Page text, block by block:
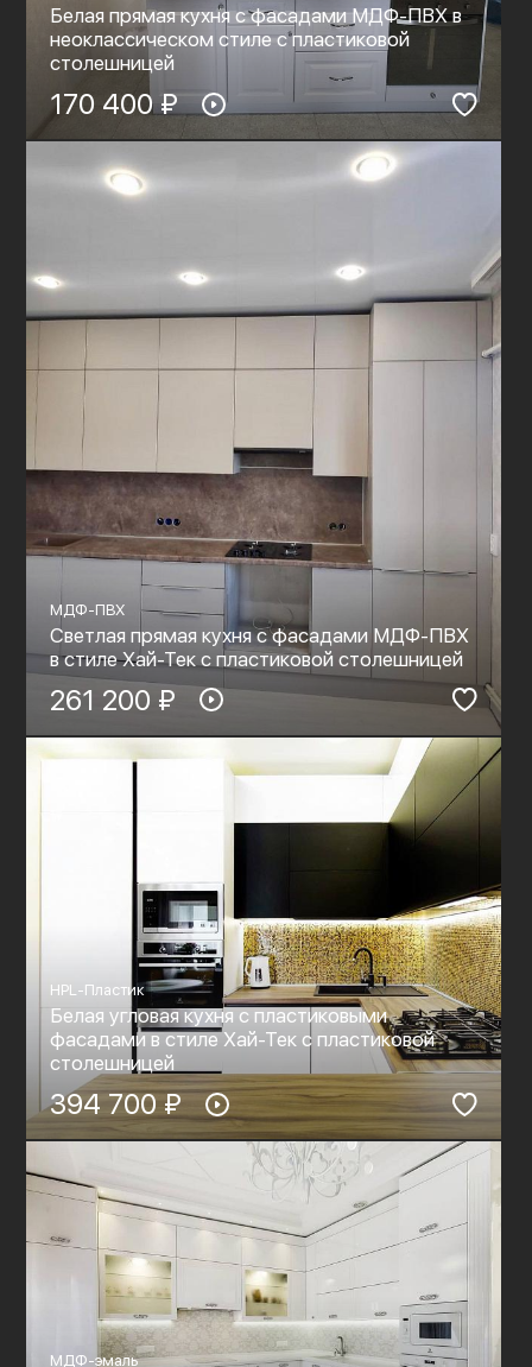
Белая прямая кухня с фасадами МДФ-ПВХ в
неоклассическом стиле с пластиковой
столешницей
170 400 ₽
МДФ-ПВХ
Светлая прямая кухня с фасадами МДФ-ПВХ
в стиле Хай-Тек с пластиковой столешницей
261 200 ₽
HPL-Пластик
Белая угловая кухня с пластиковыми
фасадами в стиле Хай-Тек с пластиковой
столешницей
394 700 ₽
МДФ-эмаль